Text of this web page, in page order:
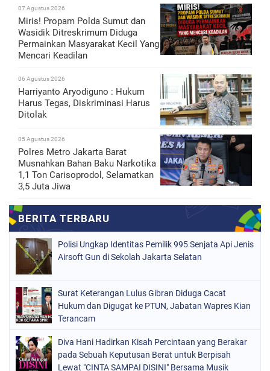
07 Agustus 2026
Miris! Propam Polda Sumut dan
Wasidik Ditreskrimum Diduga
Permainkan Masyarakat Kecil Yang
Mencari Keadilan
06 Agustus 2026
Harriyanto Aryodiguno : Hukum
Harus Tegas, Diskriminasi Harus
Ditolak
05 Agustus 2026
Polres Metro Jakarta Barat
Musnahkan Bahan Baku Narkotika
1,1 Ton Carisoprodol, Selamatkan
3,5 Juta Jiwa
Polisi Ungkap Identitas Pemilik 995 Senjata Api Jenis
Airsoft Gun di Sekolah Jakarta Selatan
Surat Keterangan Lulus Gibran Diduga Cacat
Hukum dan Digugat ke PTUN, Jabatan Wapres Kian
Terancam
Diva Hani Hadirkan Kisah Percintaan yang Berakar
pada Sebuah Keputusan Berat untuk Berpisah
Lewat "CINTA SAMPAI DISINI" Bersama Musik